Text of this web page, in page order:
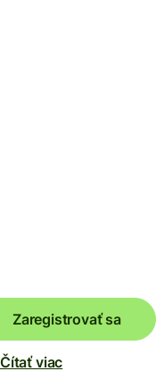
Zaregistrovať sa
Čítať viac